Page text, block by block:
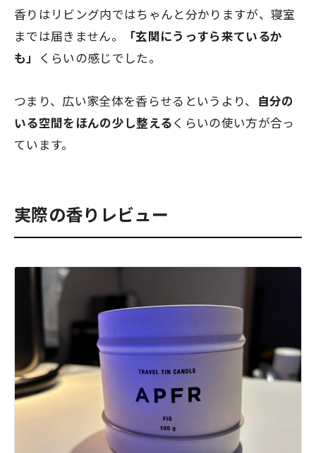
香りはリビング内ではちゃんと分かりますが、寝室
までは届きません。
「玄関にうっすら来ているか
も」
くらいの感じでした。
つまり、広い家全体を香らせるというより、 自分の
いる空間をほんの少し整えるくらいの使い方が合っ
ています。
実際の香りレビュー